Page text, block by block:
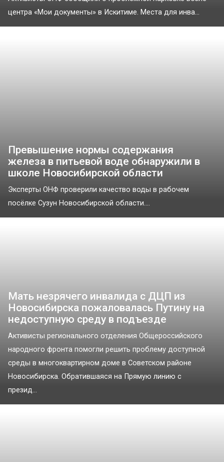
центра «Мои документы» в Искитиме. Места для инва...
Превышение нормы содержания
железа в питьевой воде обнаружили в
школе Новосибирской области
Эксперты ОНФ проверили качество воды в рабочем
посёлке Сузун Новосибирской области....
Мать незрячего инвалида с ДЦП из
Новосибирска пожаловалась Путину на
недоступную среду в подъезде
Активисты регионального отделения Общероссийского
народного фронта помогли решить проблему доступной
среды в многоквартирном доме в Советском районе
Новосибирска. Обратившаяся на Прямую линию с
презид...